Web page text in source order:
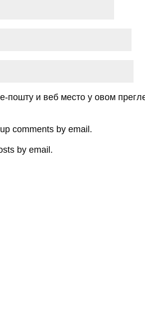
пошту и веб место у овом
comments by email.
by email.